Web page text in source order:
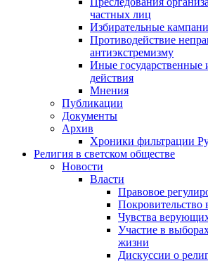
частных лиц
Избирательные
Противодействие
антиэкстремизму
Иные государственные
действия
Мнения
Публикации
Документы
Архив
Хроники фильтрации
Религия в светском обществе
Новости
Власти
Правовое
Покровительство
Чувства
Участие в
жизни
Дискуссии о